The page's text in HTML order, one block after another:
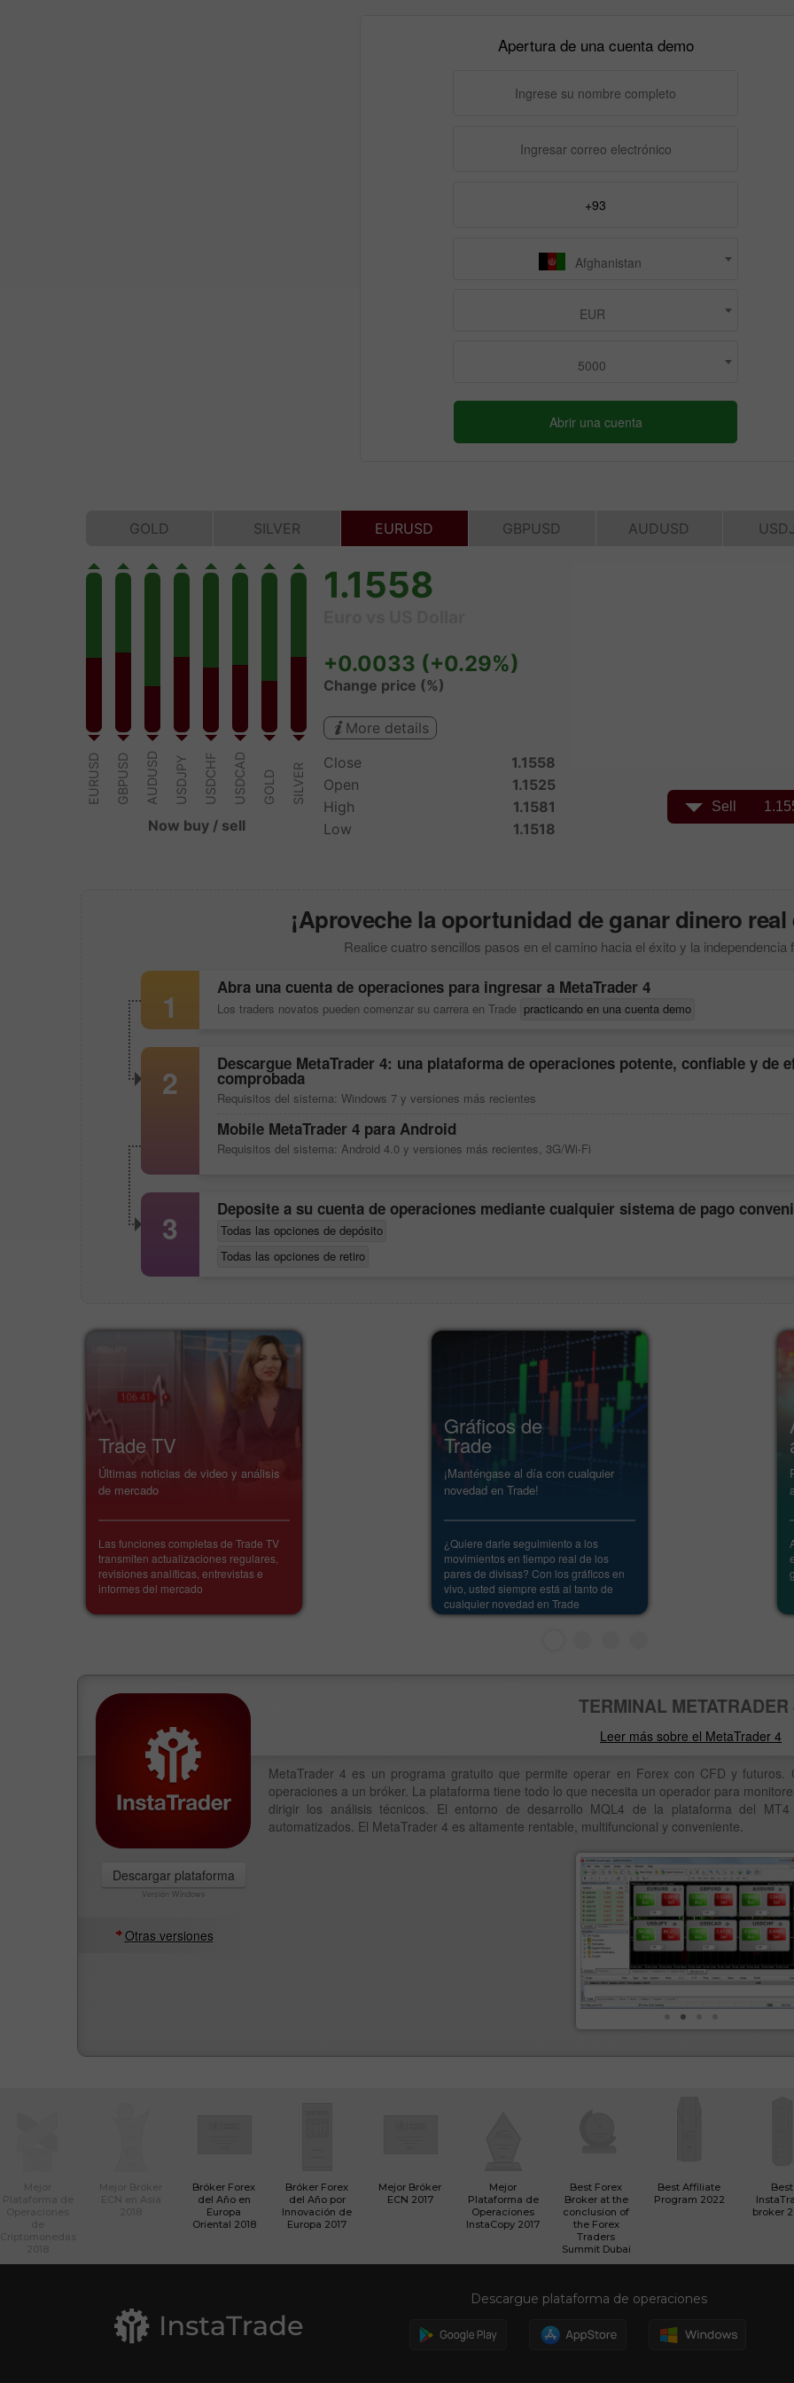
Apertura de una cuenta demo
Afghanistan
EUR
5000
Abrir una cuenta
¡Aproveche la oportunidad de ganar dinero real
Realice cuatro sencillos pasos en el camino hacia el éxito y la independencia
1 Abra una cuenta de operaciones para ingresar a MetaTrader 4
Los traders novatos pueden comenzar su carrera en Trade practicando en una cuenta demo
2 Descargue MetaTrader 4: una plataforma de operaciones potente, confiable y de
comprobada
Requisitos del sistema: Windows 7 y versiones más recientes
Mobile MetaTrader 4 para Android
Requisitos del sistema: Android 4.0 y versiones más recientes, 3G/Wi-Fi
3 Deposite a su cuenta de operaciones mediante cualquier sistema de pago
Todas las opciones de depósito
Todas las opciones de retiro
Trade TV
Últimas noticias de video y análisis
de mercado
Las funciones completas de Trade TV
transmiten actualizaciones regulares,
revisiones analíticas, entrevistas e
informes del mercado
Gráficos de
Trade
¡Manténgase al día con cualquier
novedad en Trade!
¿Quiere darle seguimiento a los
movimientos en tiempo real de los
pares de divisas? Con los gráficos en
vivo, usted siempre está al tanto de
cualquier novedad en Trade
Descargar plataforma
Versión Windows
Otras versiones
TERMINAL METATRADER
Leer más sobre el MetaTrader 4
MetaTrader 4 es un programa gratuito que permite operar en Forex con CFD y
operaciones a un bróker. La plataforma tiene todo lo que necesita un operador para
dirigir los análisis técnicos. El entorno de desarrollo MQL4 de la plataforma del
automatizados. El MetaTrader 4 es altamente rentable, multifuncional y conveniente.
Bróker Forex
del Año en
Europa
Oriental 2018
Bróker Forex
del Año por
Innovación de
Europa 2017
Mejor Bróker
ECN 2017
Mejor
Plataforma de
Operaciones
InstaCopy 2017
Best Forex
Broker at the
conclusion of
the Forex
Traders
Summit Dubai
Best Affiliate
Program 2022
Best
broker
Descargue plataforma de operaciones